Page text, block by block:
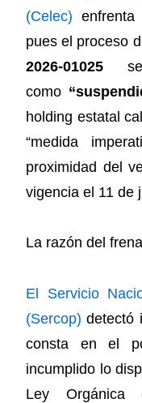
(Celec)
pues el proceso
2026-01025 se
como
holding estatal
“medida
proximidad del
vigencia el 11 de
La razón del
El Servicio
(Sercop)detectó
consta en el
incumplido lo
Ley Orgánica